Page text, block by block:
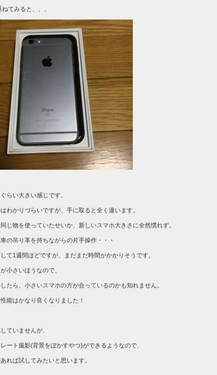
てみると、、、
らい大きい感じです。
わかりづらいですが、手に取ると全く違います。
じ物を使っていたせいか、新しいスマホ大きさに全然慣れず。
の吊り革を持ちながらの片手操作・・・
て1週間ほどですが、まだまだ時間がかかりそうです。
小さいほうなので、
たら、小さいスマホの方が合っているのかも知れません。
能はかなり良くなりました！
ていませんが、
ート撮影(背景をぼかすやつ)ができるようなので、
れば試してみたいと思います。